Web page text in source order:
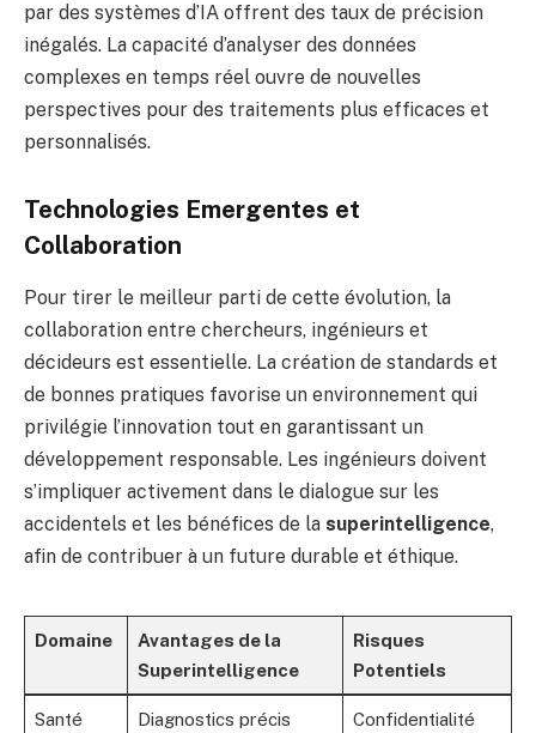
par des systèmes d’IA offrent des taux de précision
inégalés. La capacité d’analyser des données
complexes en temps réel ouvre de nouvelles
perspectives pour des traitements plus efficaces et
personnalisés.
Technologies Emergentes et
Collaboration
Pour tirer le meilleur parti de cette évolution, la
collaboration entre chercheurs, ingénieurs et
décideurs est essentielle. La création de standards et
de bonnes pratiques favorise un environnement qui
privilégie l’innovation tout en garantissant un
développement responsable. Les ingénieurs doivent
s’impliquer activement dans le dialogue sur les
accidentels et les bénéfices de la superintelligence,
afin de contribuer à un future durable et éthique.
Domaine
Avantages de la
Superintelligence
Risques
Potentiels
Santé Diagnostics précis Confidentialité